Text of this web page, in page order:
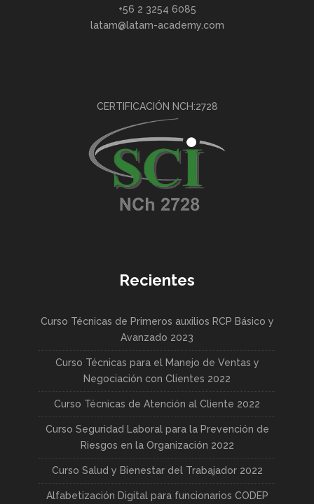
+56 2 3254 6085
latam@latam-academy.com
CERTIFICACIÓN NCH:2728
Recientes
Curso Técnicas de Primeros auxilios RCP Básico y
Avanzado 2023
Curso Técnicas para el Manejo de Ventas y
Negociación con Clientes 2022
Curso Técnicas de Atención al Cliente 2022
Curso Seguridad Laboral para la Prevención de
Riesgos en la Organización 2022
Curso Salud y Bienestar del Trabajador 2022
Alfabetización Digital para funcionarios CODEP